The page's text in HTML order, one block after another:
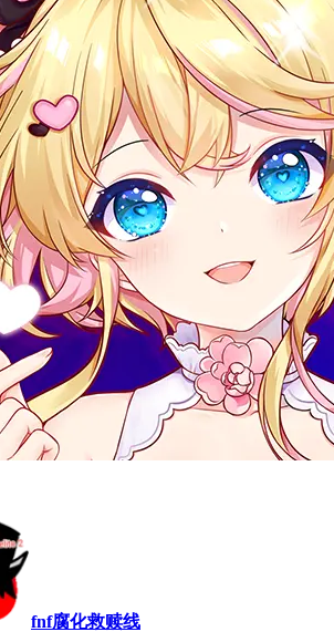
fnf腐化救赎线